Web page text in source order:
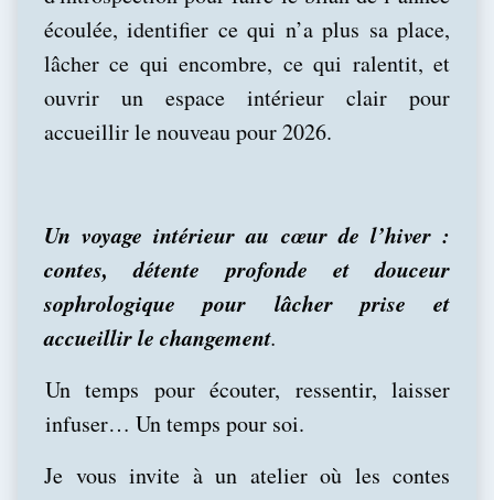
écoulée, identifier ce qui n’a plus sa place,
lâcher ce qui encombre, ce qui ralentit, et
ouvrir un espace intérieur clair pour
accueillir le nouveau pour 2026.
Un voyage intérieur au cœur de l’hiver :
contes, détente profonde et douceur
sophrologique pour lâcher prise et
accueillir le changement.
Un temps pour écouter, ressentir, laisser
infuser… Un temps pour soi.
Je vous invite à un atelier où les contes